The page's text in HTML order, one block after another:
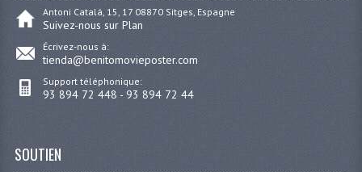
Antoni Catalá, 15, 17 08870 Sitges, Espagne
Suivez-nous sur Plan
Écrivez-nous à:
tienda@benitomovieposter.com
Support téléphonique:
93 894 72 448 - 93 894 72 44
SOUTIEN